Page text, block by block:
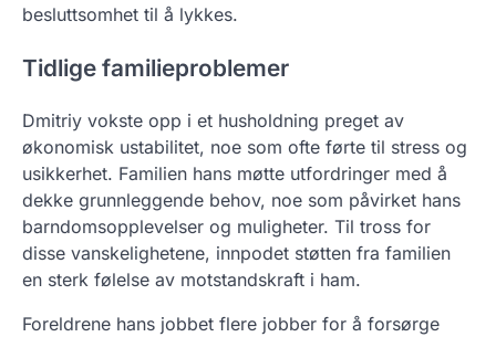
besluttsomhet til å lykkes.
Tidlige familieproblemer
Dmitriy vokste opp i et husholdning preget av
økonomisk ustabilitet, noe som ofte førte til stress og
usikkerhet. Familien hans møtte utfordringer med å
dekke grunnleggende behov, noe som påvirket hans
barndomsopplevelser og muligheter. Til tross for
disse vanskelighetene, innpodet støtten fra familien
en sterk følelse av motstandskraft i ham.
Foreldrene hans jobbet flere jobber for å forsørge